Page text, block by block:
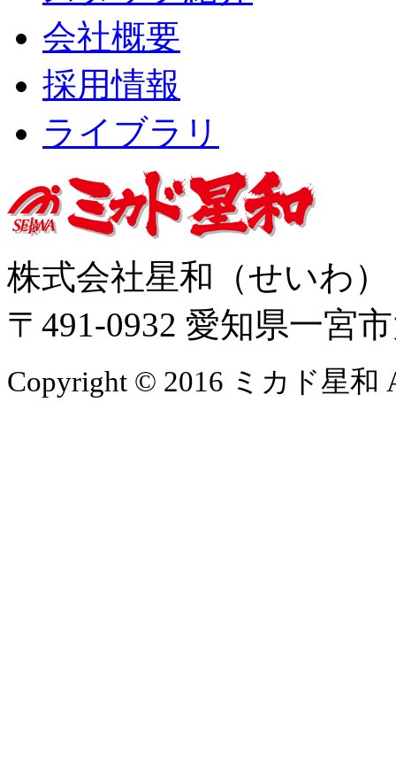
会社概要
採用情報
ライブラリ
株式会社星和（せいわ
〒491-0932 愛知県一宮
Copyright © 2016 ミカド星和